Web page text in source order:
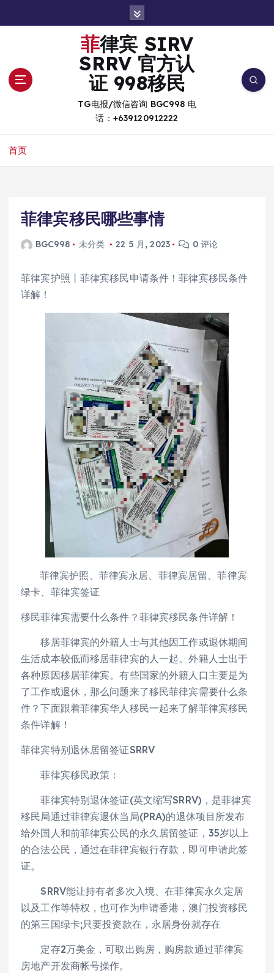
菲律宾 SIRV
SRRV 官方认
证 998移民
TG电报/微信咨询 BGC998 电
话：+639120912222
首页
菲律宾移民哪些事情
BGC998 未分类 22 5 月, 2023 0 评论
菲律宾护照丨菲律宾移民申请条件！菲律宾移民条件
详解！
菲律宾护照、菲律宾永居、菲律宾居留、菲律宾
绿卡、菲律宾签证
移民菲律宾需要什么条件？菲律宾移民条件详解！
移居菲律宾的外籍人士与其他因工作或退休期间
生活成本较低而移居菲律宾的人一起。外籍人士出于
各种原因移居菲律宾。有些国家的外籍人口主要是为
了工作或退休，那么问题来了移民菲律宾需要什么条
件？下面跟着菲律宾华人移民一起来了解菲律宾移民
条件详解！
菲律宾特别退休居留签证SRRV
菲律宾移民政策：
菲律宾特别退休签证(英文缩写SRRV)，是菲律宾
移民局通过菲律宾退休当局(PRA)的退休项目所发布
给外国人和前菲律宾公民的永久居留签证，35岁以上
的合法公民，通过在菲律宾银行存款，即可申请此签
证。
SRRV能让持有者多次入境、在菲律宾永久定居
以及工作等特权，也可作为申请香港，澳门投资移民
的第三国绿卡;只要投资款在，永居身份就存在
定存2万美金，可取出购房，购房款通过菲律宾
房地产开发商帐号操作。